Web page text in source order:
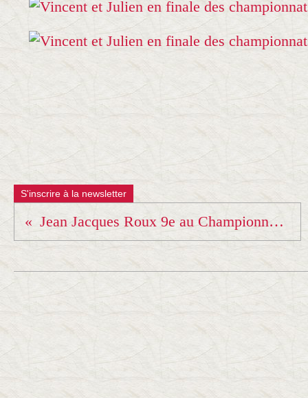
S'inscrire à la newsletter
Jean Jacques Roux 9e au Championnat du monde vétérans